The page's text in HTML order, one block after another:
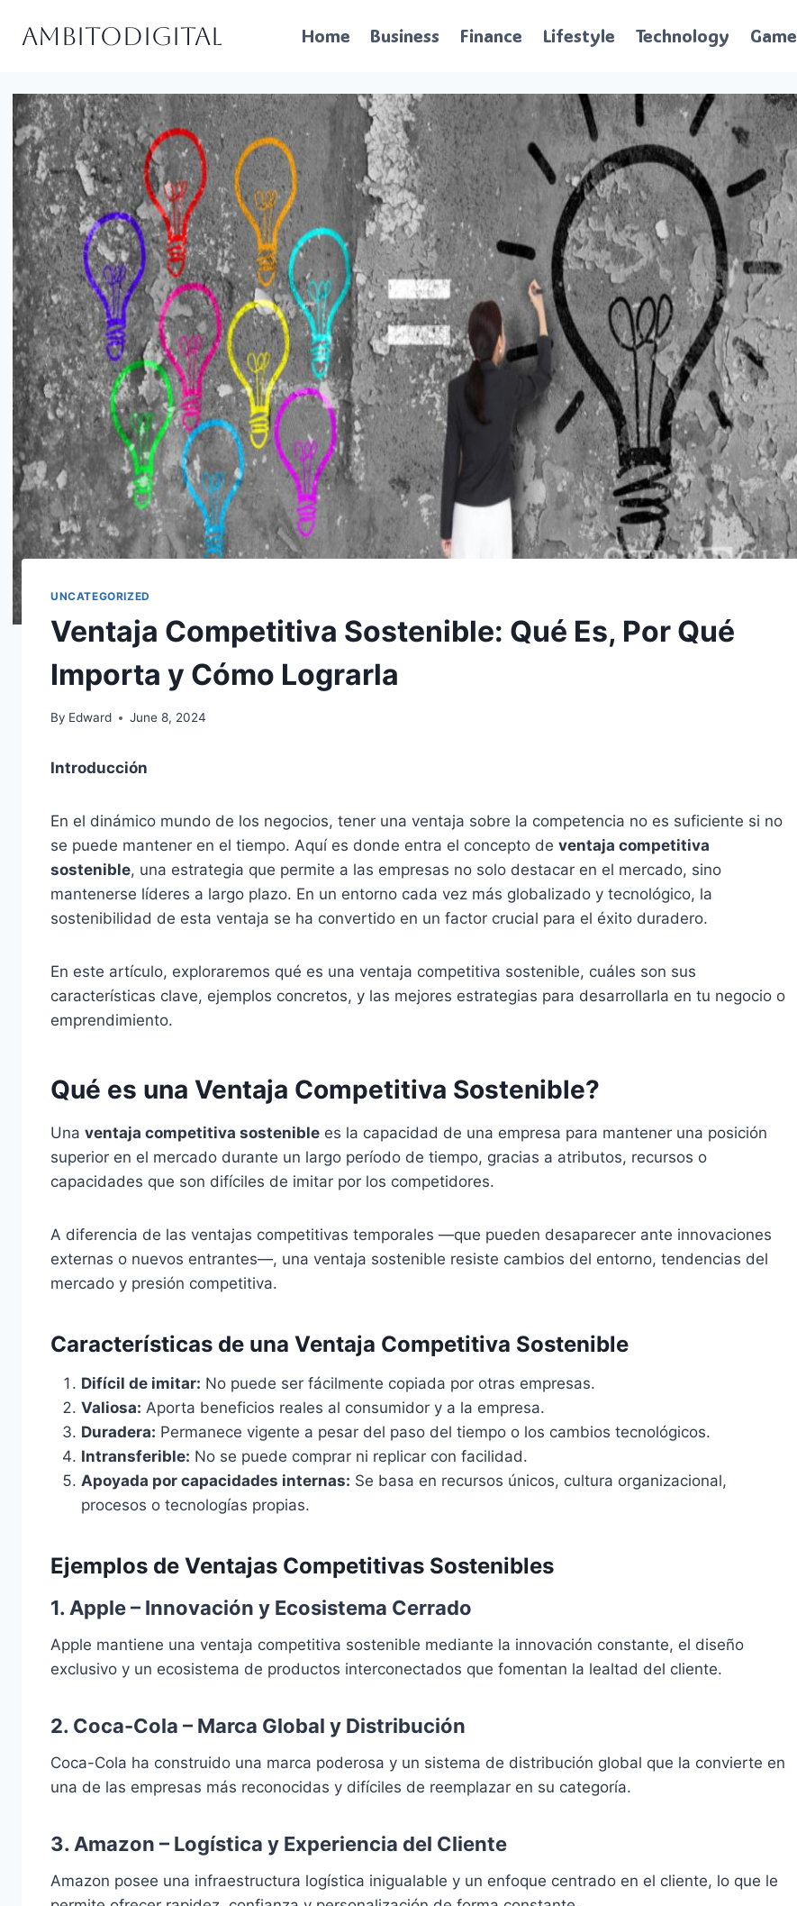
Ambitodigital Home Business Finance Lifestyle Technology Game
UNCATEGORIZED
Ventaja Competitiva Sostenible: Qué Es, Por Qué
Importa y Cómo Lograrla
By Edward June 8, 2024
Introducción
En el dinámico mundo de los negocios, tener una ventaja sobre la competencia no es suficiente si no
se puede mantener en el tiempo. Aquí es donde entra el concepto de ventaja competitiva
sostenible, una estrategia que permite a las empresas no solo destacar en el mercado, sino
mantenerse líderes a largo plazo. En un entorno cada vez más globalizado y tecnológico, la
sostenibilidad de esta ventaja se ha convertido en un factor crucial para el éxito duradero.
En este artículo, exploraremos qué es una ventaja competitiva sostenible, cuáles son sus
características clave, ejemplos concretos, y las mejores estrategias para desarrollarla en tu negocio o
emprendimiento.
Qué es una Ventaja Competitiva Sostenible?
Una ventaja competitiva sostenible es la capacidad de una empresa para mantener una posición
superior en el mercado durante un largo período de tiempo, gracias a atributos, recursos o
capacidades que son difíciles de imitar por los competidores.
A diferencia de las ventajas competitivas temporales —que pueden desaparecer ante innovaciones
externas o nuevos entrantes—, una ventaja sostenible resiste cambios del entorno, tendencias del
mercado y presión competitiva.
Características de una Ventaja Competitiva Sostenible
Difícil de imitar: No puede ser fácilmente copiada por otras empresas.
Valiosa: Aporta beneficios reales al consumidor y a la empresa.
Duradera: Permanece vigente a pesar del paso del tiempo o los cambios tecnológicos.
Intransferible: No se puede comprar ni replicar con facilidad.
Apoyada por capacidades internas: Se basa en recursos únicos, cultura organizacional,
procesos o tecnologías propias.
Ejemplos de Ventajas Competitivas Sostenibles
1. Apple – Innovación y Ecosistema Cerrado
Apple mantiene una ventaja competitiva sostenible mediante la innovación constante, el diseño
exclusivo y un ecosistema de productos interconectados que fomentan la lealtad del cliente.
2. Coca-Cola – Marca Global y Distribución
Coca-Cola ha construido una marca poderosa y un sistema de distribución global que la convierte en
una de las empresas más reconocidas y difíciles de reemplazar en su categoría.
3. Amazon – Logística y Experiencia del Cliente
Amazon posee una infraestructura logística inigualable y un enfoque centrado en el cliente, lo que le